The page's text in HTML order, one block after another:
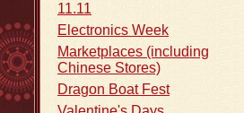
11.11
Electronics Week
Marketplaces (including
Chinese Stores)
Dragon Boat Fest